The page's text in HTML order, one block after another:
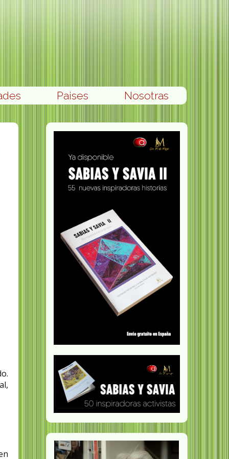
Nosotras
Paises